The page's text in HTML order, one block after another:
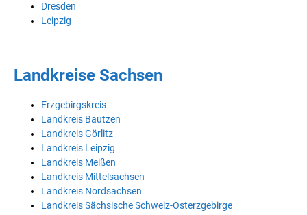
Dresden
Leipzig
Landkreise Sachsen
Erzgebirgskreis
Landkreis Bautzen
Landkreis Görlitz
Landkreis Leipzig
Landkreis Meißen
Landkreis Mittelsachsen
Landkreis Nordsachsen
Landkreis Sächsische Schweiz-Osterzgebirge